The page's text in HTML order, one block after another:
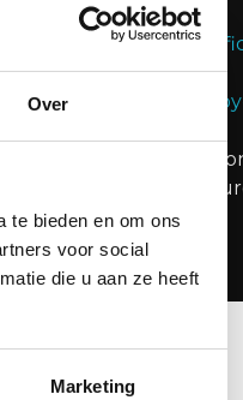
Over
te bieden en om ons
voor social
die u aan ze heeft
Marketing
Disclaimer
Bekijk
Design